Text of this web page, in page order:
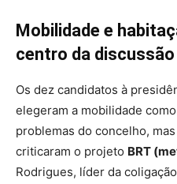
Mobilidade e
centro da discussão
Os dez candidatos à
elegeram a mobilidade
problemas do concelho,
criticaram o projeto BRT
Rodrigues, líder da